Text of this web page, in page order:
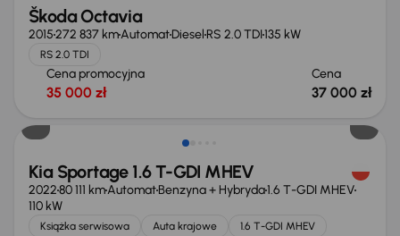
Škoda Octavia
2015272 837 kmAutomatDiesel RS 2.0 TDI135 kW
RS 2.0 TDI
Cena promocyjna
35 000 zł
Cena
37 000 zł
Taniej o 1 500 zł
Kia Sportage 1.6 T-GDI MHEV
202280 111 kmAutomatBenzyna + Hybryda1.6 T-GDI MHEV
110 kW
Książka serwisowa Auta krajowe 1.6 T-GDI MHEV